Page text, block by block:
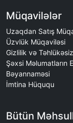
Müqavilələr
Uzaqdan Satış
Üzvlük Müqaviləsi
Gizlilik və
Şəxsi Məlumatların
Bəyannaməsi
İmtina Hüququ
Bütün